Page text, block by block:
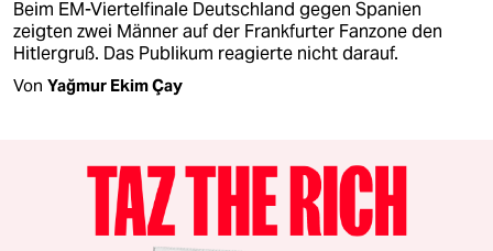
Beim EM-Viertelfinale Deutschland gegen Spanien
zeigten zwei Männer auf der Frankfurter Fanzone den
Hitlergruß. Das Publikum reagierte nicht darauf.
Von Yağmur Ekim Çay